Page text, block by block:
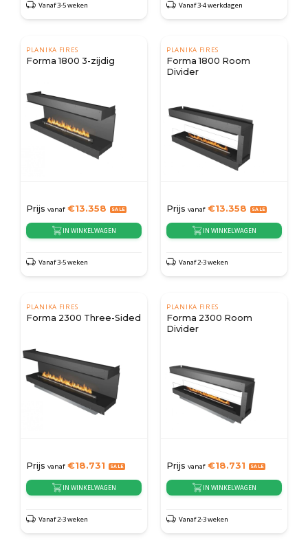
Vanaf 3-5 weken Vanaf 3-4 werkdagen
PLANIKA FIRES
Forma 1800 3-zijdig
Prijs vanaf€13.358
IN WINKELWAGEN
Vanaf 3-5 weken
PLANIKA FIRES
Forma 1800 Room
Divider
Prijs vanaf€13.358
IN WINKELWAGEN
Vanaf 2-3 weken
PLANIKA FIRES
Forma 2300 Three-Sided
Prijs vanaf€18.731
IN WINKELWAGEN
Vanaf 2-3 weken
PLANIKA FIRES
Forma 2300 Room
Divider
Prijs vanaf€18.731
IN WINKELWAGEN
Vanaf 2-3 weken